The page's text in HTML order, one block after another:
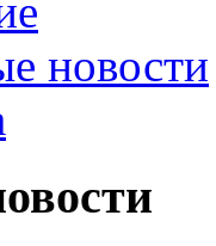
новости